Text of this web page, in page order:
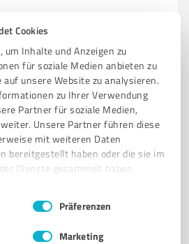
Cookies
um Inhalte und Anzeigen zu
für soziale Medien anbieten zu
unsere Website zu analysieren.
zu Ihrer Verwendung
Partner für soziale Medien,
Unsere Partner führen diese
mit weiteren Daten
bereitgestellt haben oder die sie im
Dienste gesammelt haben.
Präferenzen
Marketing
GmbH
– Stahl-Service mit
hoher Qualität
LOGISTIK STAHLVERARBEITUNG
59439 Holzwickede
4,80 / 5,00
(1 Quelle)